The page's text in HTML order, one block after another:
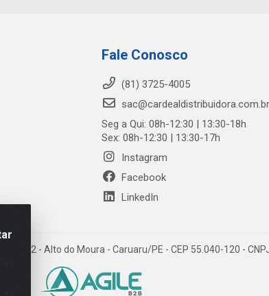
Fale Conosco
(81) 3725-4005
sac@cardealdistribuidora.com.br
Seg a Qui: 08h-12:30 | 13:30-18h
Sex: 08h-12:30 | 13:30-17h
Instagram
Facebook
LinkedIn
582 - Alto do Moura - Caruaru/PE - CEP 55.040-120 -